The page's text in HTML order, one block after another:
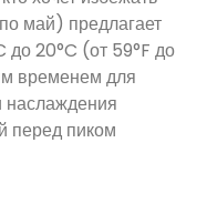
май) предлагает
до 20°C (от 59°F до
временем для
наслаждения
перед пиком